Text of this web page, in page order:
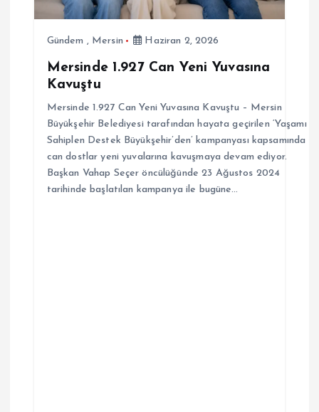
Gündem , Mersin Haziran 2, 2026
Mersinde 1.927 Can Yeni Yuvasına
Kavuştu
Mersinde 1.927 Can Yeni Yuvasına Kavuştu – Mersin
Büyükşehir Belediyesi tarafından hayata geçirilen ‘Yaşamı
Sahiplen Destek Büyükşehir’den’ kampanyası kapsamında
can dostlar yeni yuvalarına kavuşmaya devam ediyor.
Başkan Vahap Seçer öncülüğünde 23 Ağustos 2024
tarihinde başlatılan kampanya ile bugüne…